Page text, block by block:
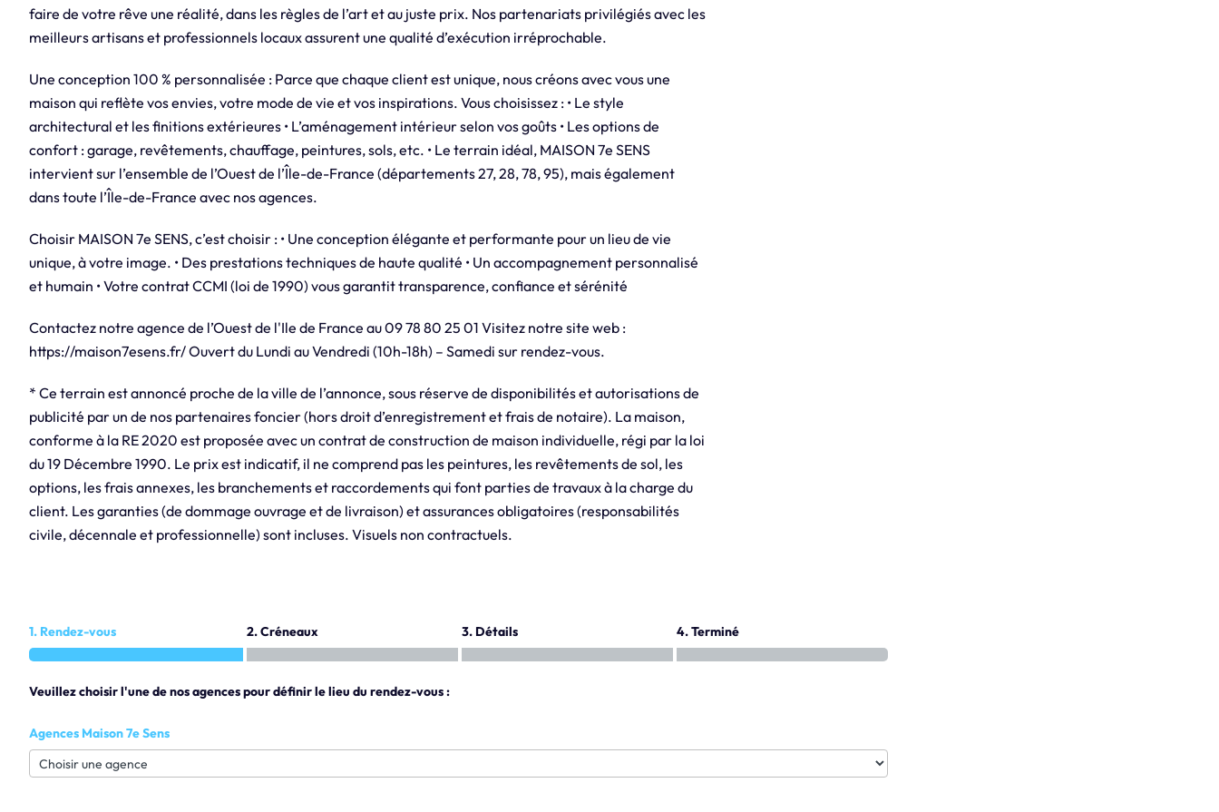
faire de votre rêve une réalité, dans les règles de l’art et au juste prix. Nos partenariats privilégiés avec les
meilleurs artisans et professionnels locaux assurent une qualité d’exécution irréprochable.
Une conception 100 % personnalisée : Parce que chaque client est unique, nous créons avec vous une
maison qui reflète vos envies, votre mode de vie et vos inspirations. Vous choisissez : • Le style
architectural et les finitions extérieures • L’aménagement intérieur selon vos goûts • Les options de
confort : garage, revêtements, chauffage, peintures, sols, etc. • Le terrain idéal, MAISON 7e SENS
intervient sur l’ensemble de l’Ouest de l’Île-de-France (départements 27, 28, 78, 95), mais également
dans toute l’Île-de-France avec nos agences.
Choisir MAISON 7e SENS, c’est choisir : • Une conception élégante et performante pour un lieu de vie
unique, à votre image. • Des prestations techniques de haute qualité • Un accompagnement personnalisé
et humain • Votre contrat CCMI (loi de 1990) vous garantit transparence, confiance et sérénité
Contactez notre agence de l’Ouest de l'Ile de France au 09 78 80 25 01 Visitez notre site web :
https://maison7esens.fr/ Ouvert du Lundi au Vendredi (10h-18h) – Samedi sur rendez-vous.
* Ce terrain est annoncé proche de la ville de l’annonce, sous réserve de disponibilités et autorisations de
publicité par un de nos partenaires foncier (hors droit d’enregistrement et frais de notaire). La maison,
conforme à la RE 2020 est proposée avec un contrat de construction de maison individuelle, régi par la loi
du 19 Décembre 1990. Le prix est indicatif, il ne comprend pas les peintures, les revêtements de sol, les
options, les frais annexes, les branchements et raccordements qui font parties de travaux à la charge du
client. Les garanties (de dommage ouvrage et de livraison) et assurances obligatoires (responsabilités
civile, décennale et professionnelle) sont incluses. Visuels non contractuels.
1. Rendez-vous 2. Créneaux 3. Détails 4. Terminé
Veuillez choisir l'une de nos agences pour définir le lieu du rendez-vous :
Agences Maison 7e Sens